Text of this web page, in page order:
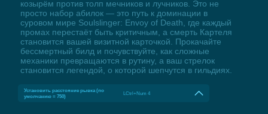
козырём против толп мечников и лучников. Это не
просто набор абилок — это путь к доминации в
суровом мире Soulslinger: Envoy of Death, где каждый
промах перестаёт быть критичным, а смерть Картеля
становится вашей визитной карточкой. Прокачайте
бессмертный билд и почувствуйте, как сложные
механики превращаются в рутину, а ваш стрелок
становится легендой, о которой шепчутся в гильдиях.
Установить расстояние рывка (по
умолчанию = 750)
LCtrl+Num 4